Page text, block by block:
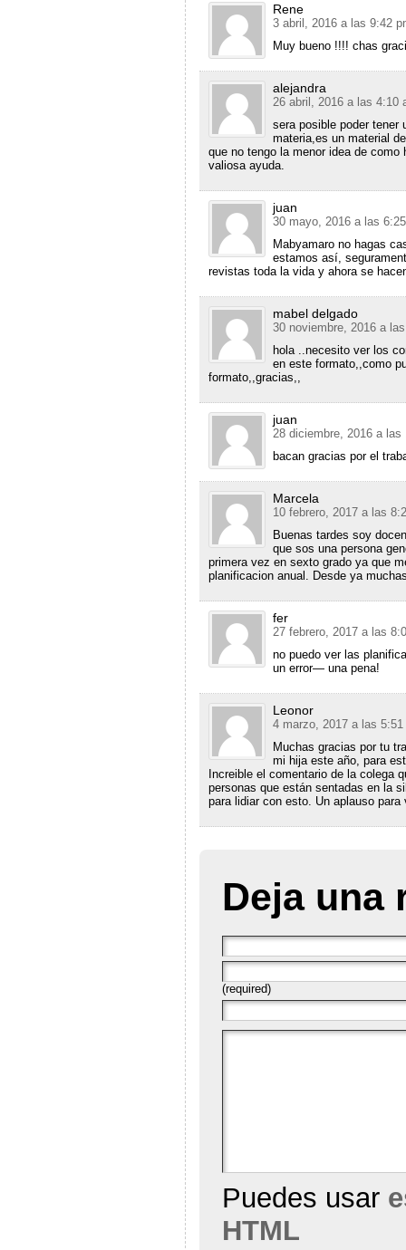
Rene
3 abril, 2016 a las 9:42
Muy bueno !!!! chas
alejandra
26 abril, 2016 a las 4:10
sera posible poder tener
materia,es un material
que no tengo la menor idea de
valiosa ayuda.
juan
30 mayo, 2016 a las
Mabyamaro no hagas
estamos así,
revistas toda la vida y ahora se
mabel delgado
30 noviembre, 2016 a
hola ..necesito ver los
en este formato,,como
formato,,gracias,,
juan
28 diciembre, 2016 a las
bacan gracias por el
Marcela
10 febrero, 2017 a las
Buenas tardes soy
que sos una persona
primera vez en sexto grado ya que
planificacion anual. Desde ya
fer
27 febrero, 2017 a las
no puedo ver las
un error— una pena!
Leonor
4 marzo, 2017 a las 5:51
Muchas gracias por tu
mi hija este año, para
Increible el comentario de la colega
personas que están sentadas en la
para lidiar con esto. Un aplauso para
Deja una
(required)
Puedes usar
HTML